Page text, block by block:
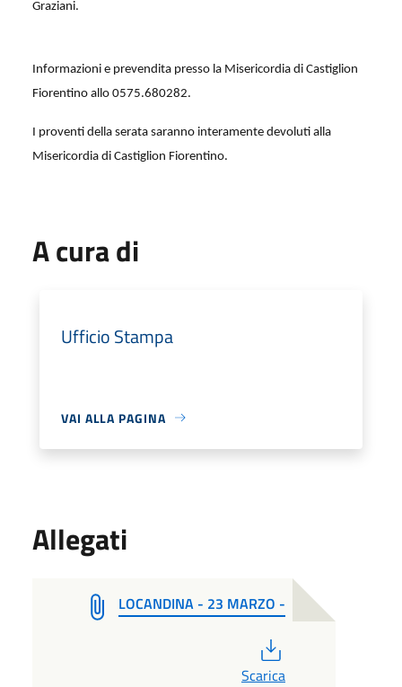
Graziani.
Informazioni e prevendita presso la Misericordia di Castiglion
Fiorentino allo 0575.680282.
I proventi della serata saranno interamente devoluti alla
Misericordia di Castiglion Fiorentino.
A cura di
Ufficio Stampa
VAI ALLA PAGINA
Allegati
LOCANDINA - 23 MARZO -
Scarica